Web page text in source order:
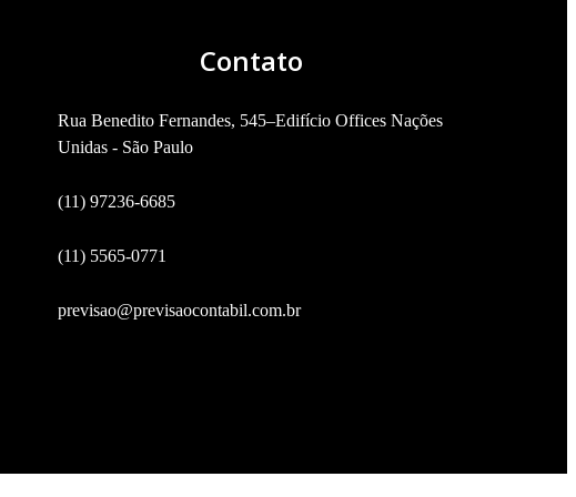
Contato
Rua Benedito Fernandes, 545–Edifício Offices Nações
Unidas - São Paulo
(11) 97236-6685
(11) 5565-0771
previsao@previsaocontabil.com.br